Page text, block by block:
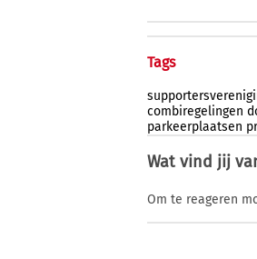
Tags
combiregelingen
parkeerplaatsen
Wat vind jij
Om te reageren